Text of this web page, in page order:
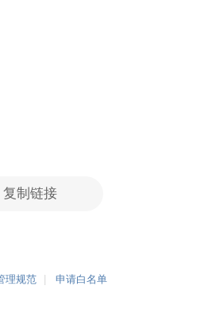
复制链接
理规范 申请白名单